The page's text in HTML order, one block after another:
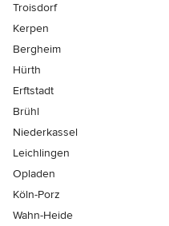
Troisdorf
Kerpen
Bergheim
Hürth
Erftstadt
Brühl
Niederkassel
Leichlingen
Opladen
Köln-Porz
Wahn-Heide